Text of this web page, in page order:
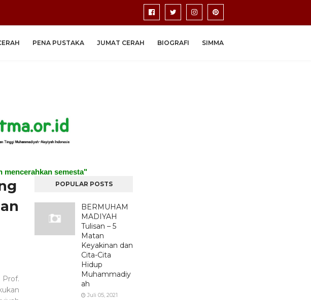
PENA PUSTAKA JUMAT CERAH BIOGRAFI SIMMA
mencerahkan semesta"
POPULAR POSTS
BERMUHAM
MADIYAH
Tulisan – 5
Matan
Keyakinan dan
Cita-Cita
Hidup
Muhammadiy
ah
Juli 05, 2021